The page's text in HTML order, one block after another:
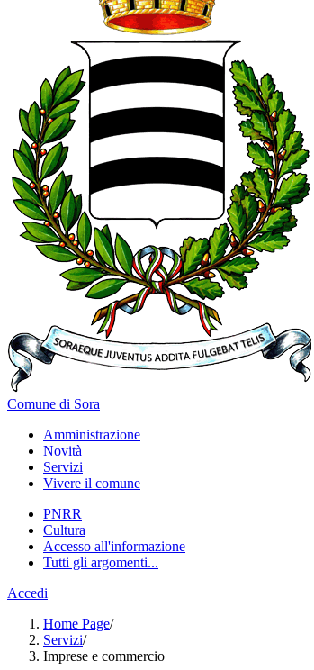
Comune di Sora
Amministrazione
Novità
Servizi
Vivere il comune
PNRR
Cultura
Accesso all'informazione
Tutti gli argomenti...
Accedi
Home Page/
Servizi/
Imprese e commercio